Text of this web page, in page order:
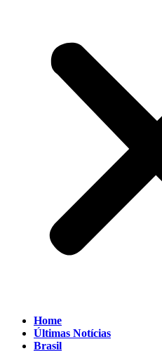
Home
Últimas Notícias
Brasil